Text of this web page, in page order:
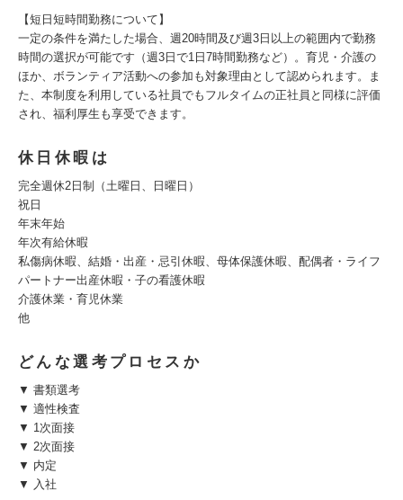
【短日短時間勤務について】
一定の条件を満たした場合、週20時間及び週3日以上の範囲内で勤務
時間の選択が可能です（週3日で1日7時間勤務など）。育児・介護の
ほか、ボランティア活動への参加も対象理由として認められます。ま
た、本制度を利用している社員でもフルタイムの正社員と同様に評価
され、福利厚生も享受できます。
休日休暇は
完全週休2日制（土曜日、日曜日）
祝日
年末年始
年次有給休暇
私傷病休暇、結婚・出産・忌引休暇、母体保護休暇、配偶者・ライフ
パートナー出産休暇・子の看護休暇
介護休業・育児休業
他
どんな選考プロセスか
▼ 書類選考
▼ 適性検査
▼ 1次面接
▼ 2次面接
▼ 内定
▼ 入社